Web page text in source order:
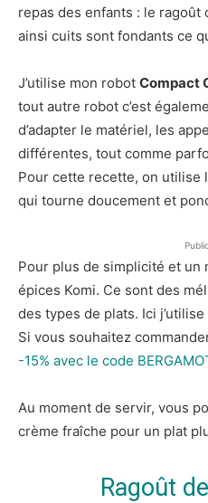
repas des enfants : le ragoût
ainsi cuits sont fondants ce
J’utilise mon robot Compact
tout autre robot c’est
d’adapter le matériel, les
différentes, tout comme
Pour cette recette, on utilise
qui tourne doucement et
Pour plus de simplicité et un
épices Komi. Ce sont des
des types de plats. Ici
Si vous souhaitez
-15% avec le code
Au moment de servir, vous
crème fraîche pour un plat
Ragoût